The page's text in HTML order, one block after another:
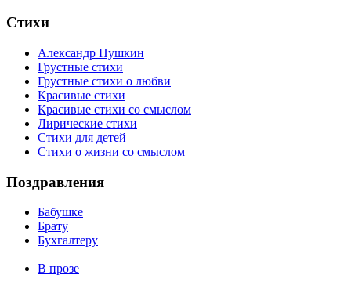
Стихи
Александр Пушкин
Грустные стихи
Грустные стихи о любви
Красивые стихи
Красивые стихи со смыслом
Лирические стихи
Стихи для детей
Стихи о жизни со смыслом
Поздравления
Бабушке
Брату
Бухгалтеру
В прозе